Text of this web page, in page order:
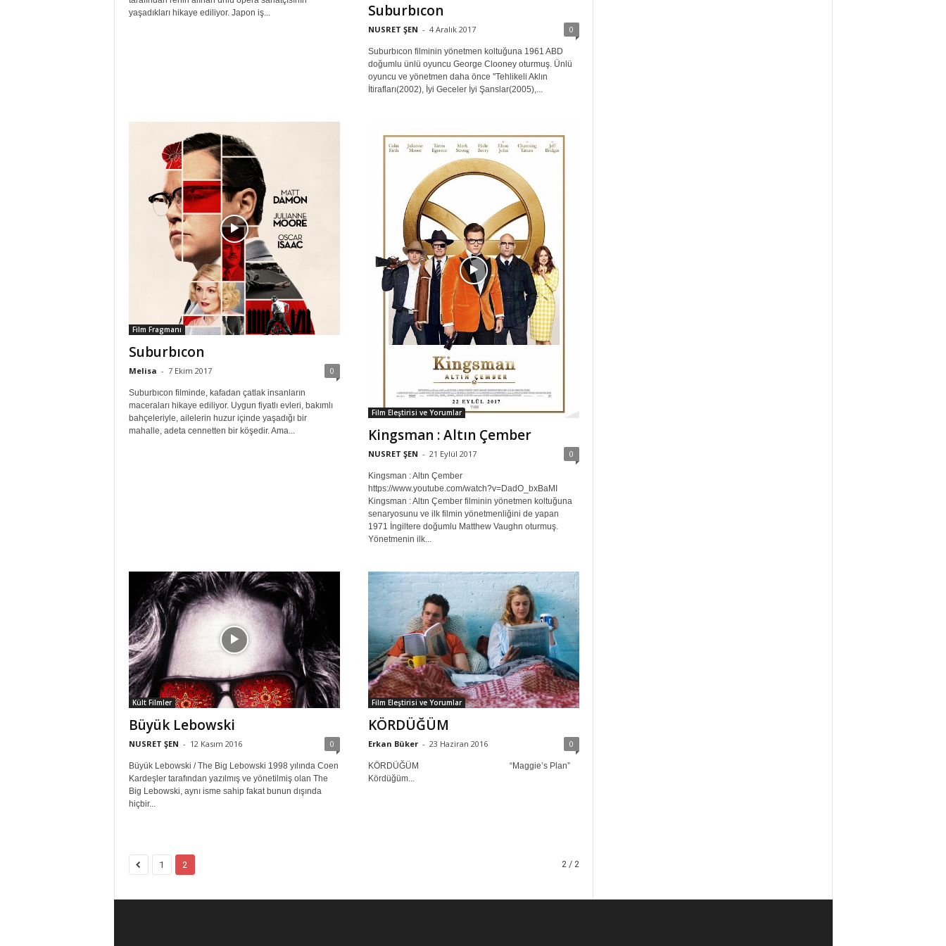
yaşadıkları hikaye ediliyor. Japon iş...
Suburbıcon
NUSRET ŞEN - 4 Aralık 2017 0
Suburbıcon filminin yönetmen koltuğuna 1961 ABD
doğumlu ünlü oyuncu George Clooney oturmuş. Ünlü
oyuncu ve yönetmen daha önce ''Tehlikeli Aklın
İtirafları(2002), İyi Geceler İyi Şanslar(2005),...
Film Fragmanı
Suburbıcon
Melisa - 7 Ekim 2017 0
Suburbıcon filminde, kafadan çatlak insanların
maceraları hikaye ediliyor. Uygun fiyatlı evleri, bakımlı
bahçeleriyle, ailelerin huzur içinde yaşadığı bir
mahalle, adeta cennetten bir köşedir. Ama...
Film Eleştirisi ve Yorumlar
Kingsman : Altın Çember
NUSRET ŞEN - 21 Eylül 2017 0
Kingsman : Altın Çember
https://www.youtube.com/watch?v=DadO_bxBaMI
Kingsman : Altın Çember filminin yönetmen koltuğuna
senaryosunu ve ilk filmin yönetmenliğini de yapan
1971 İngiltere doğumlu Matthew Vaughn oturmuş.
Yönetmenin ilk...
Kült Filmler
Büyük Lebowski
NUSRET ŞEN - 12 Kasım 2016 0
Büyük Lebowski / The Big Lebowski 1998 yılında Coen
Kardeşler tarafından yazılmış ve yönetilmiş olan The
Big Lebowski, aynı isme sahip fakat bunun dışında
hiçbir...
Film Eleştirisi ve Yorumlar
KÖRDÜĞÜM
Erkan Büker - 23 Haziran 2016 0
KÖRDÜĞÜM “Maggie’s Plan”
Kördüğüm...
1 2 2 / 2